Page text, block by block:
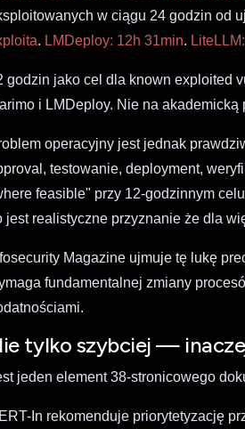
w ciągu 24 godzin od
. LMDeploy: 12h 31min.
godzin jako cel dla known exploited
i LMDeploy. Nie na
operacyjny jest jednak
testowanie, deployment,
feasible" przy 12-godzinnym
jest realistyczne przyznanie że dla
Magazine ujmuje tę lukę
fundamentalnej zmiany
tylko szybciej —
jeden element 38-stronicowego
In rekomenduje priorytetyzację